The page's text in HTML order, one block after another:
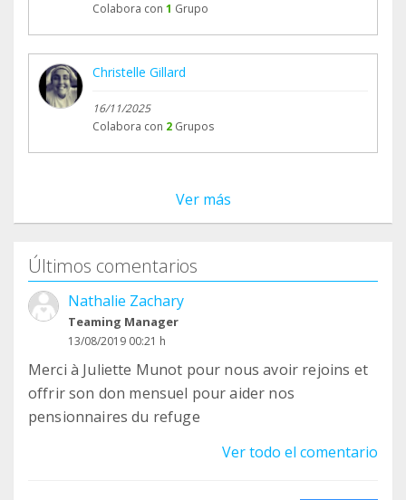
Colabora con 1 Grupo
Christelle Gillard
16/11/2025
Colabora con 2 Grupos
Ver más
Últimos comentarios
Nathalie Zachary
Teaming Manager
13/08/2019 00:21 h
Merci à Juliette Munot pour nous avoir rejoins et
offrir son don mensuel pour aider nos
pensionnaires du refuge
Ver todo el comentario